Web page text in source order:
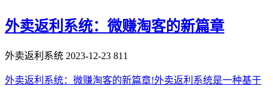
外卖返利系统：微赚淘客的新篇章
外卖返利系统 2023-12-23 811
外卖返利系统：微赚淘客的新篇章!外卖返利系统是一种基于